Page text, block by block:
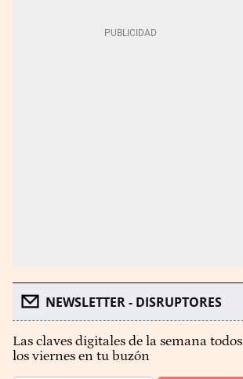
NEWSLETTER - DISRUPTORES
Las claves digitales de la semana todos
los viernes en tu buzón